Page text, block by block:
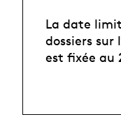
La date
dossiers
est fixée au